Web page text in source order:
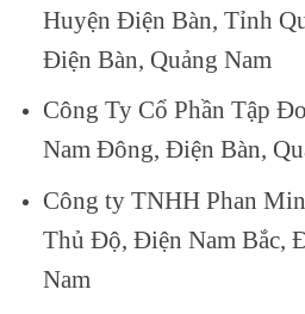
Huyện Điện Bàn, Tỉnh
Điện Bàn, Quảng Nam
Công Ty Cổ Phần Tập
Nam Đông, Điện Bàn,
Công ty TNHH Phan
Thủ Độ, Điện Nam Bắc,
Nam